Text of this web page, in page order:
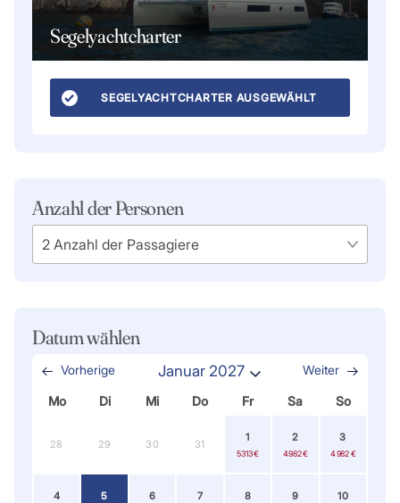
Segelyachtcharter
SEGELYACHTCHARTER AUSGEWÄHLT
Anzahl der Personen
Datum wählen
Vorherige Januar 2027 Weiter
Mo Di Mi Do Fr Sa So
28 29 30 31
1
5 313 €
2
4 982 €
3
4 982 €
4 5 6 7 8 9 10